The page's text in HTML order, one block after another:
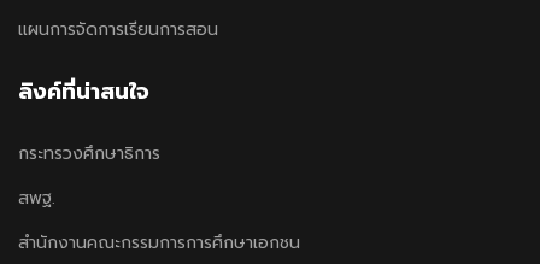
แผนการจัดการเรียนการสอน
ลิงค์ที่น่าสนใจ
กระทรวงศึกษาธิการ
สพฐ.
สำนักงานคณะกรรมการการศึกษาเอกชน